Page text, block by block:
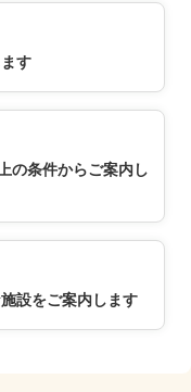
す
の条件からご案内し
設をご案内します